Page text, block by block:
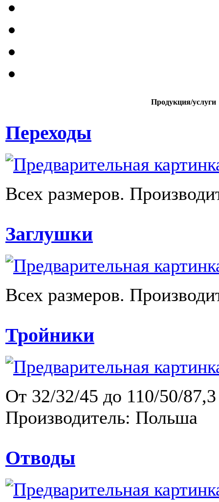
Продукция/услуги
Переходы
Всех размеров.
Заглушки
Всех размеров.
Тройники
От 32/32/45 до 110/50/
Производитель: Польша
Отводы